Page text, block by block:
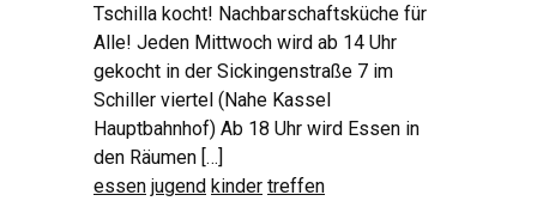
Tschilla kocht! Nachbarschaftsküche für
Alle! Jeden Mittwoch wird ab 14 Uhr
gekocht in der Sickingenstraße 7 im
Schiller viertel (Nahe Kassel
Hauptbahnhof) Ab 18 Uhr wird Essen in
den Räumen […]
essen jugend kinder treffen